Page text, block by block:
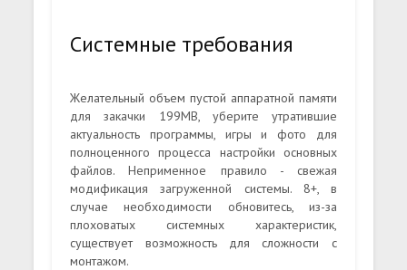
Системные требования
Желательный объем пустой аппаратной памяти
для закачки 199MB, уберите утратившие
актуальность программы, игры и фото для
полноценного процесса настройки основных
файлов. Неприменное правило - свежая
модификация загруженной системы. 8+, в
случае необходимости обновитесь, из-за
плоховатых системных характеристик,
существует возможность для сложности с
монтажом.